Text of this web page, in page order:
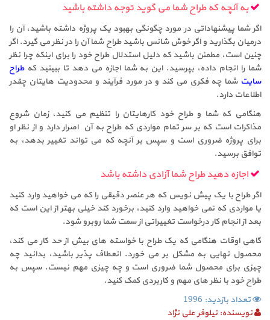
به آنچه که طراح شما می گوید توجه داشته باشید
اگر شما پیشنهاداتی در مورد چگونگی بهبود یک پروژه داشته باشید، آن را
درمیان بگذارید و اگر خوش شانس باشید طراح شما آن را در نظر می گیرد. اگر
چنین است، مطمئن باشید که دلیل استدلال طراح خود را برای اینکه چرا نظر
شما را انجام داده، بپرسید. این به شما اجازه می دهد تا ببینید کهطراح
سایت شما چه فکری می کند و در مورد فرآیند و محدودیت هایتان چقدر
اطلاعات دارد.
هنگامی که شما و طراح خود کارهایتان را تنظیم می کنید، زمان شروع
مذاکرات است که بر سر تمام مواردی که طراح به آن اصرار دارد و از نظر او
برای پروژه ضروری است و سپس بر آنچه که می تواند تغییر بدهد، به
توافق برسید.
اجازه دهید طراح شما آزادی داشته باشد
اگر طراح با یک پیش نویس که هر عنصر دقیقی را که می خواهید وارد کنید
یا مواردی که نمی خواهید وارد کنید، برخورد کند خیلی بهتر از این است که
بعد از انجام کار درخواست تغییراتی از سمت شما روبرو شود.
گاهی اوقات هنگامی که یک طراح با خواسته های بیش از حد کار می کند،
محصول نهایی به مشکل بر می خورد. انعطاف پذیر باشید، بدانید چه
چیزی برای محصول شما ضروری است و چه چیزی مهم نیست. سپس به
طراح خود با نظر های مهم و کاربردی کمک کنید.
تعداد بازدید: 1996
نویسنده: نیلوفر علی نژاد